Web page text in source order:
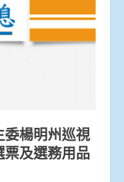
楊明州巡視
及選務用品